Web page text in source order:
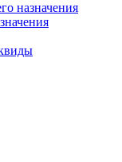
назначения